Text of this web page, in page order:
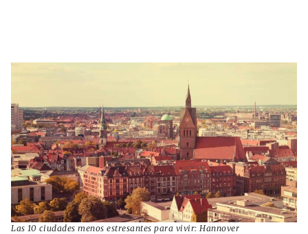
Las 10 ciudades menos estresantes para vivir: Hannover